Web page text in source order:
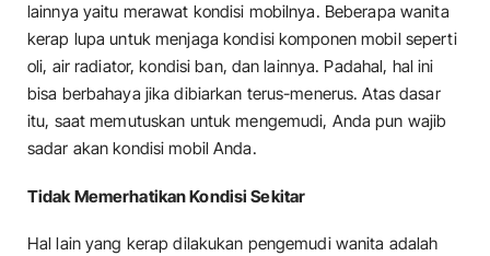
lainnya yaitu merawat kondisi mobilnya. Beberapa wanita
kerap lupa untuk menjaga kondisi komponen mobil seperti
oli, air radiator, kondisi ban, dan lainnya. Padahal, hal ini
bisa berbahaya jika dibiarkan terus-menerus. Atas dasar
itu, saat memutuskan untuk mengemudi, Anda pun wajib
sadar akan kondisi mobil Anda.
Tidak Memerhatikan Kondisi Sekitar
Hal lain yang kerap dilakukan pengemudi wanita adalah